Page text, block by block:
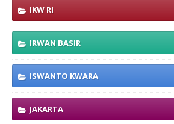
IKW RI
IRWAN BASIR
ISWANTO KWARA
JAKARTA